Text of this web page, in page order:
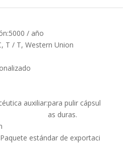
5000 / año
T / T, Western Union
auxiliar:para pulir cápsul
as duras.
Paquete estándar de exportaci